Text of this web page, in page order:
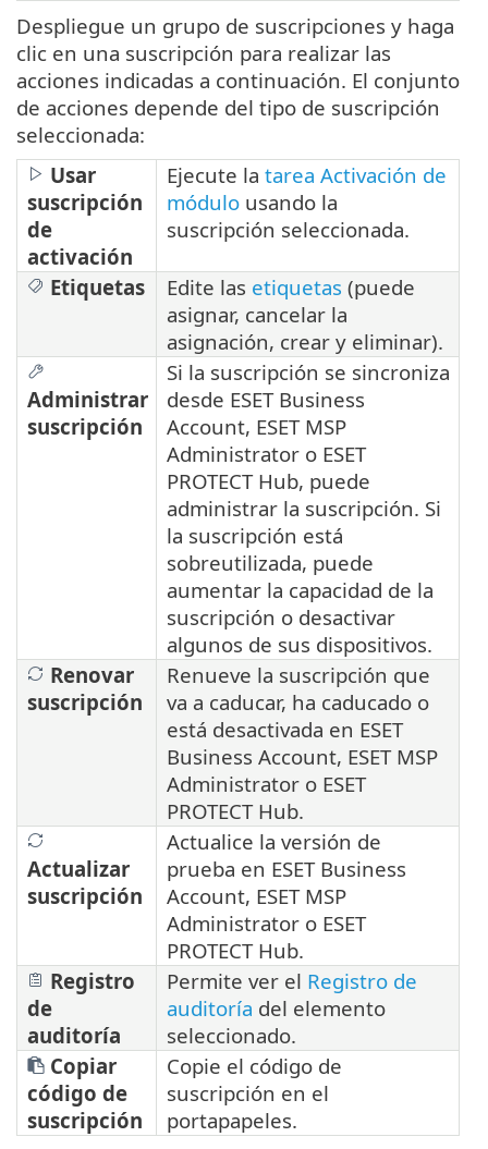
Despliegue un grupo de suscripciones y haga
clic en una suscripción para realizar las
acciones indicadas a continuación. El conjunto
de acciones depende del tipo de suscripción
seleccionada:
Usar
suscripción
de
activación
Ejecute la tarea Activación de
módulo usando la
suscripción seleccionada.
Etiquetas Edite las etiquetas (puede
asignar, cancelar la
asignación, crear y eliminar).
Administrar
suscripción
Si la suscripción se sincroniza
desde ESET Business
Account, ESET MSP
Administrator o ESET
PROTECT Hub, puede
administrar la suscripción. Si
la suscripción está
sobreutilizada, puede
aumentar la capacidad de la
suscripción o desactivar
algunos de sus dispositivos.
Renovar
suscripción
Renueve la suscripción que
va a caducar, ha caducado o
está desactivada en ESET
Business Account, ESET MSP
Administrator o ESET
PROTECT Hub.
Actualizar
suscripción
Actualice la versión de
prueba en ESET Business
Account, ESET MSP
Administrator o ESET
PROTECT Hub.
Registro
de
auditoría
Permite ver el Registro de
auditoría del elemento
seleccionado.
Copiar
código de
suscripción
Copie el código de
suscripción en el
portapapeles.